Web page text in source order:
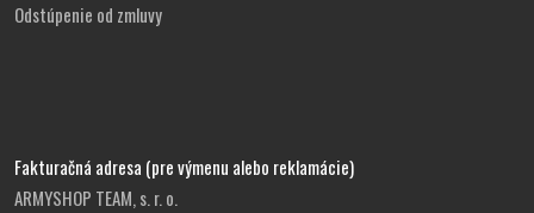
Odstúpenie od zmluvy
Fakturačná adresa (pre výmenu alebo reklamácie)
ARMYSHOP TEAM, s. r. o.